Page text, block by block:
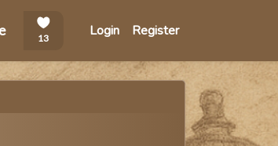
Login Register